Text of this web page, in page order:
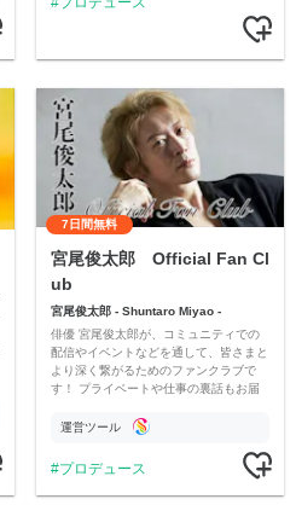
7日間無料
宮尾俊太郎 Official Fan Cl
ub
宮尾俊太郎 - Shuntaro Miyao -
俳優 宮尾俊太郎が、コミュニティでの
配信やイベントなどを通して、皆さまと
より深く繋がるためのファンクラブで
す！ プライベートや仕事の裏話もお届
運営ツール
プロデュース